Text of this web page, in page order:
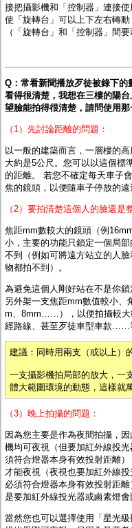
接把攝影機和「控制器」連接
使「旋轉台」可以上下左右轉
（「旋轉台」和「控制器」間要
Q：常看新聞播放歹徒被錄下
看得很清楚，我想在三樓的陽
望臉能拍得很清楚，請問使用
（1）先討論距離的問題：
以一般的建築而言，一層樓的
大約是5公尺。您可以以這個標
的距離。 若您不確定每天車子
焦的鏡頭，以便隨車子停放的遠
（2）要拍清楚這個人的臉還
焦距mm數較大的鏡頭（例
小，主要的功能只鎖定一個局
不到（例如可將遠方站立的人
物都拍不到）。
為避免這個人剛好站在不是你
另外架一支焦距mm數值較小
m、8mm……），以便拍攝較大
經路線、甚至歹徒車型車款……
建議：同時用兩支（或以上）
一支攝影機拍局部的放大，一
體大範圍環境的動態，這樣就
（3）晚上拍攝的問題：
因為您主要是作為夜間拍攝，
機均可夜視（但要加紅外線投
須符合燈器本身有效投射距離
才能夜視（夜視也要加紅外線
必須符合燈器本身有效投射距
是要加紅外線投光器或鹵素燈會
當然您也可以選擇使用「 星光級